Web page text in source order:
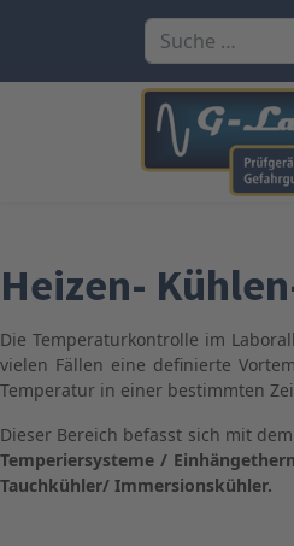
Suchen
Heizen-
Die Temperaturkontrolle im
vielen Fällen eine definierte
Temperatur in einer bestimmten
Dieser Bereich befasst sich mit
Temperiersysteme /
Tauchkühler/ Immersionskühler.